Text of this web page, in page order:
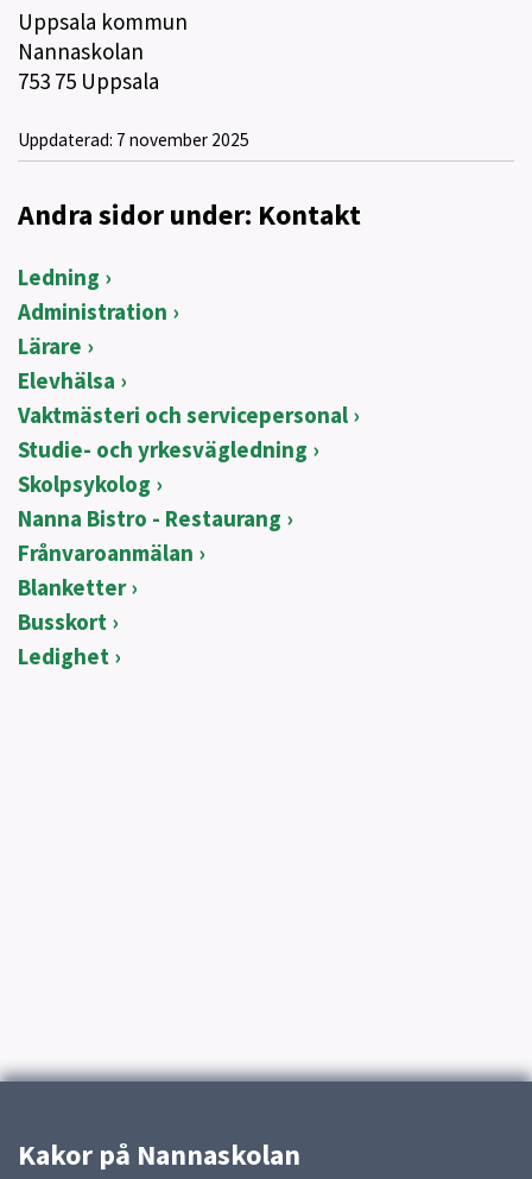
Uppsala kommun
Nannaskolan
753 75 Uppsala
Uppdaterad: 7 november 2025
Andra sidor under: Kontakt
Ledning
Administration
Lärare
Elevhälsa
Vaktmästeri och servicepersonal
Studie- och yrkesvägledning
Skolpsykolog
Nanna Bistro - Restaurang
Frånvaroanmälan
Blanketter
Busskort
Ledighet
Kakor på Nannaskolan